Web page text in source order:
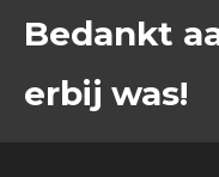
Bedankt
erbij was!